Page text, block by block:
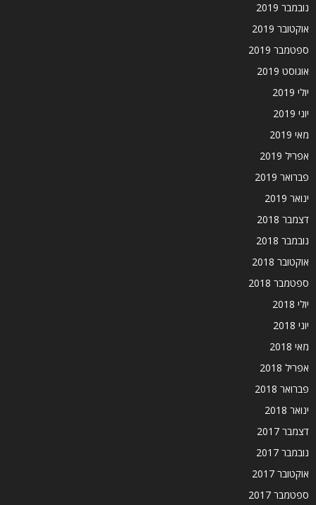
נובמבר 2019
אוקטובר 2019
ספטמבר 2019
אוגוסט 2019
יולי 2019
יוני 2019
מאי 2019
אפריל 2019
פברואר 2019
ינואר 2019
דצמבר 2018
נובמבר 2018
אוקטובר 2018
ספטמבר 2018
יולי 2018
יוני 2018
מאי 2018
אפריל 2018
פברואר 2018
ינואר 2018
דצמבר 2017
נובמבר 2017
אוקטובר 2017
ספטמבר 2017